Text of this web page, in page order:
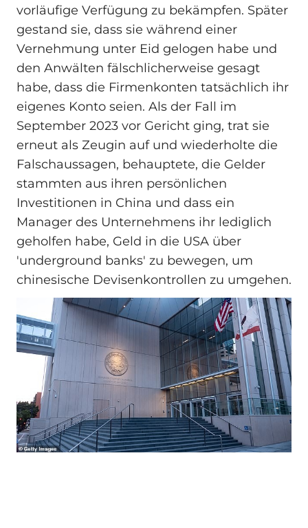
vorläufige Verfügung zu bekämpfen. Später
gestand sie, dass sie während einer
Vernehmung unter Eid gelogen habe und
den Anwälten fälschlicherweise gesagt
habe, dass die Firmenkonten tatsächlich ihr
eigenes Konto seien. Als der Fall im
September 2023 vor Gericht ging, trat sie
erneut als Zeugin auf und wiederholte die
Falschaussagen, behauptete, die Gelder
stammten aus ihren persönlichen
Investitionen in China und dass ein
Manager des Unternehmens ihr lediglich
geholfen habe, Geld in die USA über
'underground banks' zu bewegen, um
chinesische Devisenkontrollen zu umgehen.